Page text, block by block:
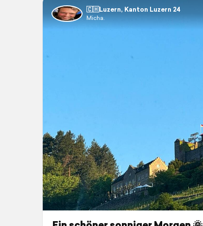
🇨🇭Luzern, Kanton Luzern 24
Micha.